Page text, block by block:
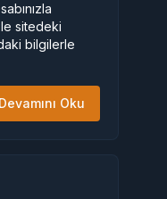
sitedeki
bilgilerle
Devamını Oku